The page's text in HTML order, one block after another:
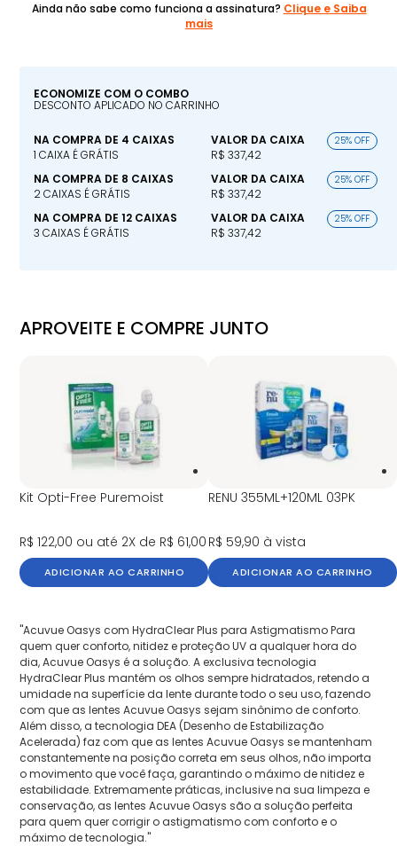
Ainda não sabe como funciona a assinatura? Clique e Saiba
mais
ECONOMIZE COM O COMBO
DESCONTO APLICADO NO CARRINHO
NA COMPRA DE 4 CAIXAS
1 CAIXA É GRÁTIS
VALOR DA CAIXA
R$ 337,42
25% OFF
NA COMPRA DE 8 CAIXAS
2 CAIXAS É GRÁTIS
VALOR DA CAIXA
R$ 337,42
25% OFF
NA COMPRA DE 12 CAIXAS
3 CAIXAS É GRÁTIS
VALOR DA CAIXA
R$ 337,42
25% OFF
APROVEITE E COMPRE JUNTO
Kit Opti-Free Puremoist
R$ 122,00 ou até 2X de R$ 61,00
ADICIONAR AO CARRINHO
RENU 355ML+120ML 03PK
R$ 59,90 à vista
ADICIONAR AO CARRINHO
"Acuvue Oasys com HydraClear Plus para Astigmatismo Para
quem quer conforto, nitidez e proteção UV a qualquer hora do
dia, Acuvue Oasys é a solução. A exclusiva tecnologia
HydraClear Plus mantém os olhos sempre hidratados, retendo a
umidade na superfície da lente durante todo o seu uso, fazendo
com que as lentes Acuvue Oasys sejam sinônimo de conforto.
Além disso, a tecnologia DEA (Desenho de Estabilização
Acelerada) faz com que as lentes Acuvue Oasys se mantenham
constantemente na posição correta em seus olhos, não importa
o movimento que você faça, garantindo o máximo de nitidez e
estabilidade. Extremamente práticas, inclusive na sua limpeza e
conservação, as lentes Acuvue Oasys são a solução perfeita
para quem quer corrigir o astigmatismo com conforto e o
máximo de tecnologia."